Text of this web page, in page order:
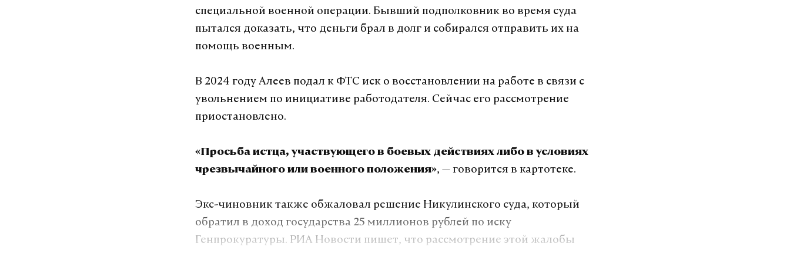
специальной военной операции. Бывший подполковник во время суда
пытался доказать, что деньги брал в долг и собирался отправить их на
помощь военным.
В 2024 году Алеев подал к ФТС иск о восстановлении на работе в связи с
увольнением по инициативе работодателя. Сейчас его рассмотрение
приостановлено.
«Просьба истца, участвующего в боевых действиях либо в условиях
чрезвычайного или военного положения», — говорится в картотеке.
Экс-чиновник также обжаловал решение Никулинского суда, который
обратил в доход государства 25 миллионов рублей по иску
Генпрокуратуры. РИА Новости пишет, что рассмотрение этой жалобы